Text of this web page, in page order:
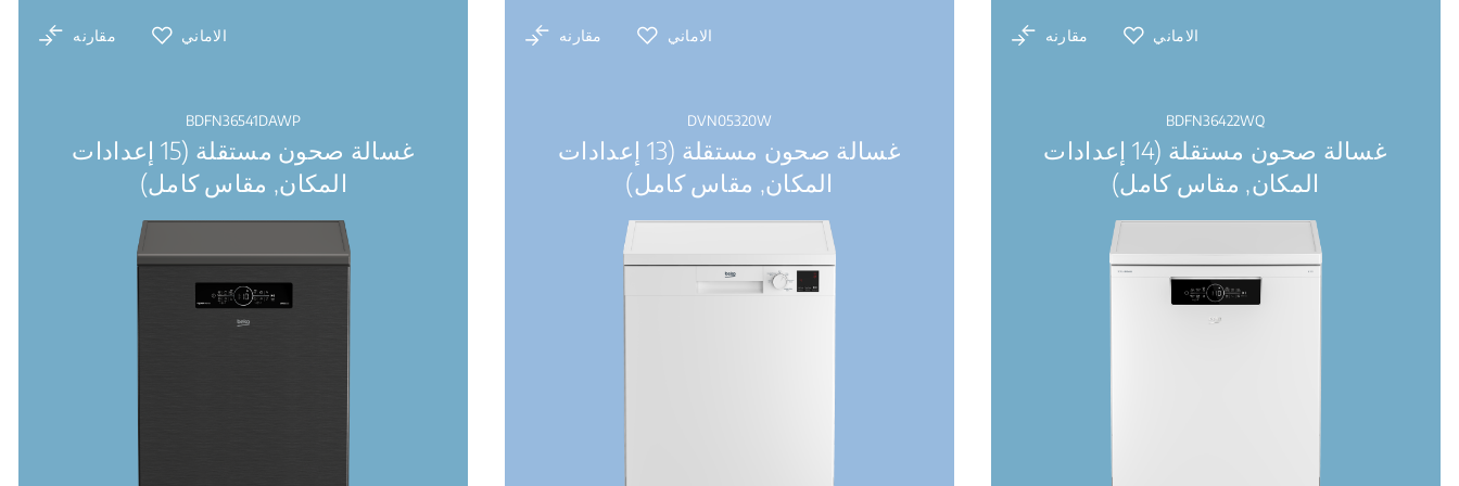
الاماني مقارنه
BDFN36422WQ
غسالة صحون مستقلة (14 إعدادات
المكان, مقاس كامل)
الاماني مقارنه
DVN05320W
غسالة صحون مستقلة (13 إعدادات
المكان, مقاس كامل)
الاماني مقارنه
BDFN36541DAWP
غسالة صحون مستقلة (15 إعدادات
المكان, مقاس كامل)